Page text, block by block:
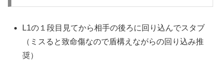
L1の１段目見てから相手の後ろに回り込んでスタブ
（ミスると致命傷なので盾構えながらの回り込み推
奨）